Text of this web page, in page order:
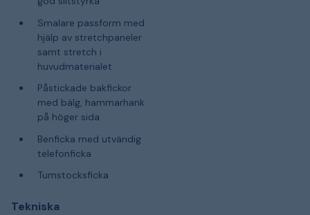
Smalare passform med
hjälp av stretchpaneler
samt stretch i
huvudmaterialet
Påstickade bakfickor
med bälg, hammarhank
på höger sida
Benficka med utvändig
telefonficka
Tumstocksficka
Tekniska